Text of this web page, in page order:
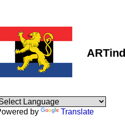
by Translate